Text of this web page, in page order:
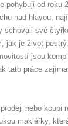
pohybuji od roku
nad hlavou,
schovali své
jak je život
jsou
tato práce
nebo
makléřky,